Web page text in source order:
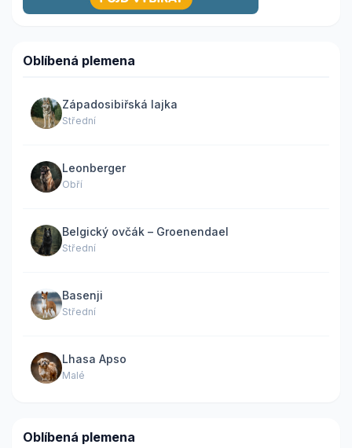
Oblíbená plemena
Západosibiřská lajka
Střední
Leonberger
Obří
Belgický ovčák – Groenendael
Střední
Basenji
Střední
Lhasa Apso
Malé
Oblíbená plemena